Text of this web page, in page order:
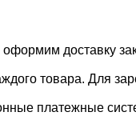
доставку
товара. Для
платежные